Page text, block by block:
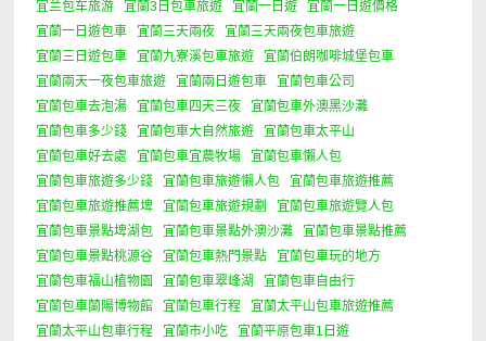
宜兰包车旅游 宜蘭3日包車旅遊 宜蘭一日遊
宜蘭一日遊價格
宜蘭一日遊包車
宜蘭三天兩夜
宜蘭三天兩夜包車旅遊
宜蘭三日遊包車
宜蘭九寮溪包車旅遊
宜蘭伯朗咖啡城堡包車
宜蘭兩天一夜包車旅遊
宜蘭兩日遊包車
宜蘭包車公司
宜蘭包車去泡湯
宜蘭包車四天三夜
宜蘭包車外澳黑沙灘
宜蘭包車多少錢
宜蘭包車大自然旅遊
宜蘭包車太平山
宜蘭包車好去處
宜蘭包車宜農牧場
宜蘭包車懶人包
宜蘭包車旅遊多少錢
宜蘭包車旅遊懶人包
宜蘭包車旅遊推薦
宜蘭包車旅遊推薦埤
宜蘭包車旅遊規劃
宜蘭包車旅遊覽人包
宜蘭包車景點埤湖包
宜蘭包車景點外澳沙灘
宜蘭包車景點推薦
宜蘭包車景點桃源谷
宜蘭包車熱門景點
宜蘭包車玩的地方
宜蘭包車福山植物園
宜蘭包車翠峰湖
宜蘭包車自由行
宜蘭包車蘭陽博物館
宜蘭包車行程
宜蘭太平山包車旅遊推薦
宜蘭太平山包車行程
宜蘭市小吃
宜蘭平原包車1日遊